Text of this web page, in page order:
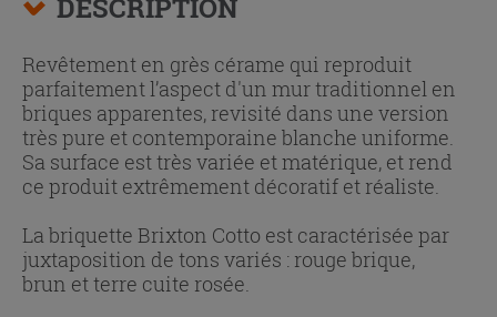
DESCRIPTION
Revêtement en grès cérame qui reproduit
parfaitement l’aspect d'un mur traditionnel en
briques apparentes, revisité dans une version
très pure et contemporaine blanche uniforme.
Sa surface est très variée et matérique, et rend
ce produit extrêmement décoratif et réaliste.
La briquette Brixton Cotto est caractérisée par
juxtaposition de tons variés : rouge brique,
brun et terre cuite rosée.